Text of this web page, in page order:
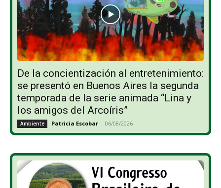
De la concientización al entretenimiento:
se presentó en Buenos Aires la segunda
temporada de la serie animada “Lina y
los amigos del Arcoíris”
Ambiente Patricia Escobar - 06/08/2026